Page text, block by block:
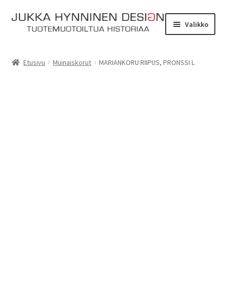
Siirry
navigointiin
Siirry
sisältöön
Valikko
Etusivu Muinaiskorut MARIANKORU RIIPUS, PRONSSI L